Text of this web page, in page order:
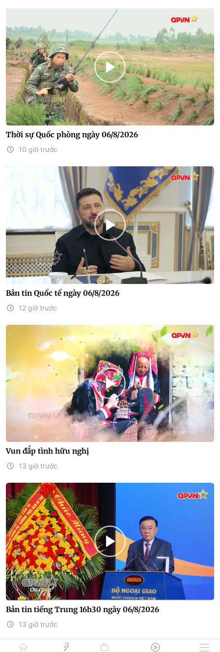
Thời sự Quốc phòng ngày 06/8/2026
10 giờ trước
Bản tin Quốc tế ngày 06/8/2026
12 giờ trước
Vun đắp tình hữu nghị
13 giờ trước
Bản tin tiếng Trung 16h30 ngày 06/8/2026
13 giờ trước